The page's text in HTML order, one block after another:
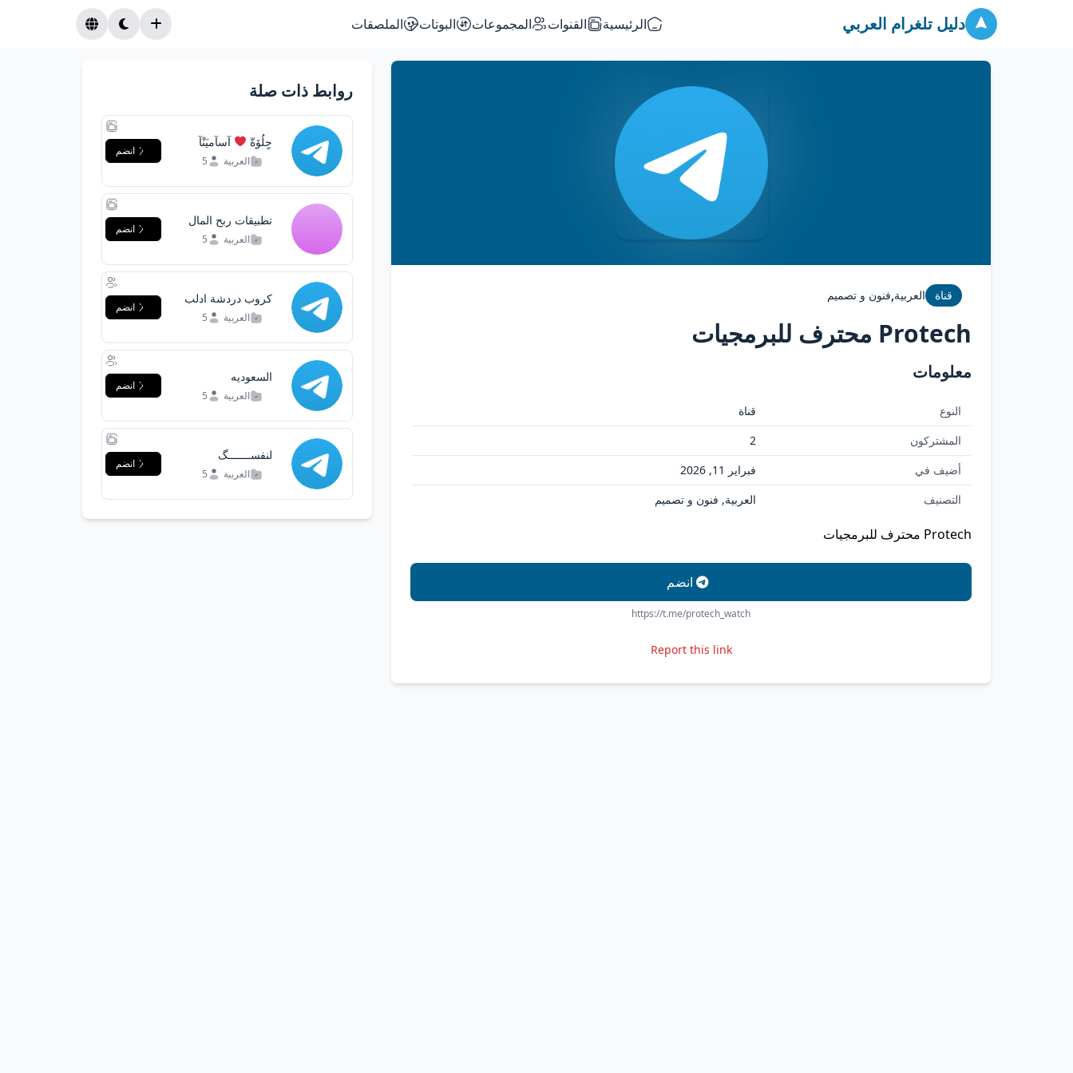
دليل تلغرام العربي الرئيسية القنوات المجموعات البوتات الملصقات
قناة العربية,فنون و تصميم
Protech محترف للبرمجيات
معلومات
النوع
قناة
المشتركون
2
أضيف في
فبراير 11, 2026
التصنيف
العربية, فنون و تصميم
Protech محترف للبرمجيات
انضم
https://t.me/protech_watch
Report this link
روابط ذات صلة
حٍلُۆةّ ‍ آسآميَنْآ
العربية 5
انضم
تطبيقات ربح المال
من الانترنت
مال
العربية 5
انضم
كروب دردشة ادلب
العربية 5
انضم
السعوديه
العربية 5
انضم
لنفســـــــگ
العربية 5
انضم